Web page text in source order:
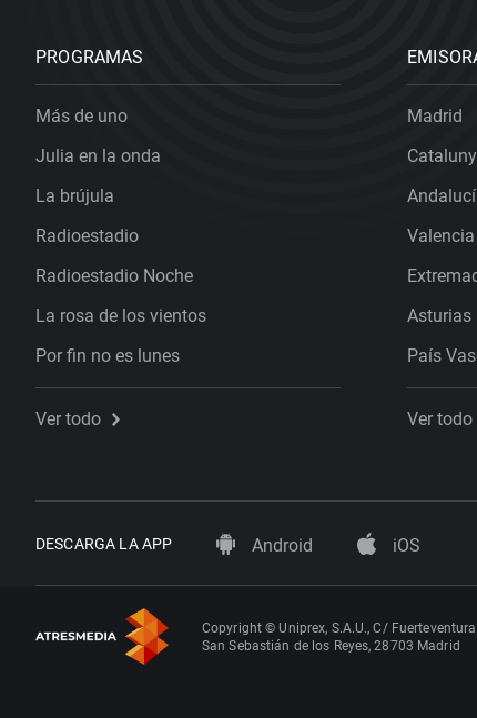
PROGRAMAS
Más de uno
Julia en la onda
La brújula
Radioestadio
Radioestadio Noche
La rosa de los vientos
Por fin no es lunes
Ver todo
Madrid
Valencia
Asturias
País
Ver todo
DESCARGA LA APP Android iOS
Copyright © Uniprex, S.A.U., C/
San Sebastián de los Reyes, 28703 Madrid